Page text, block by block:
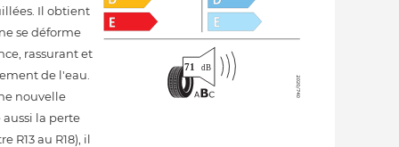
Il obtient
se déforme
rassurant et
de l'eau.
nouvelle
la perte
R13 au R18), il